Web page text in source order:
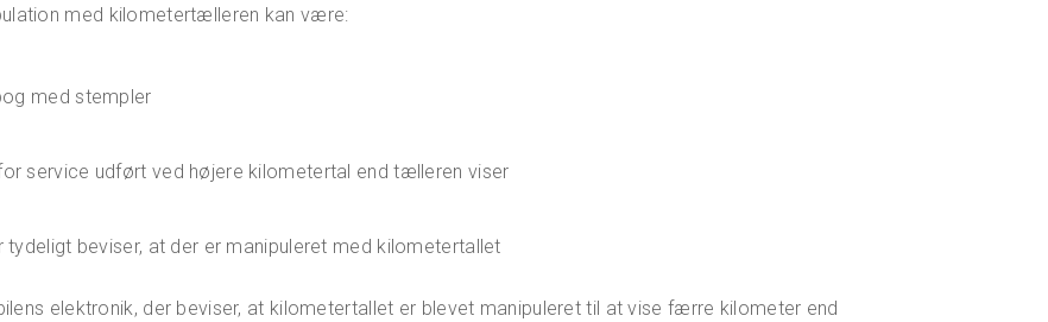
med kilometertælleren kan være:
med stempler
service udført ved højere kilometertal end tælleren viser
tydeligt beviser, at der er manipuleret med kilometertallet
elektronik, der beviser, at kilometertallet er blevet manipuleret til at vise færre kilometer end